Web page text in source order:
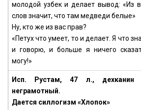
молодой узбек и делает вывод: «Из
слов значит, что там медведи белые»
Ну, кто же из вас прав?
«Петух что умеет, то и делает. Я что
и говорю, и больше я ничего
могу!»
Исп. Рустам, 47 л., дехканин
неграмотный.
Дается силлогизм «Хлопок»